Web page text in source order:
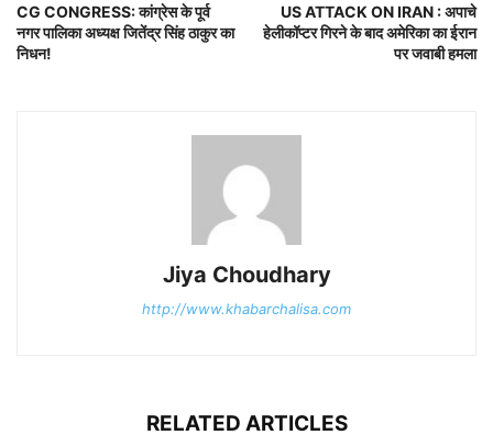
CG CONGRESS: कांग्रेस के पूर्व
नगर पालिका अध्यक्ष जितेंद्र सिंह ठाकुर का
निधन!
US ATTACK ON IRAN : अपाचे
हेलीकॉप्टर गिरने के बाद अमेरिका का ईरान
पर जवाबी हमला
Jiya Choudhary
http://www.khabarchalisa.com
RELATED ARTICLES